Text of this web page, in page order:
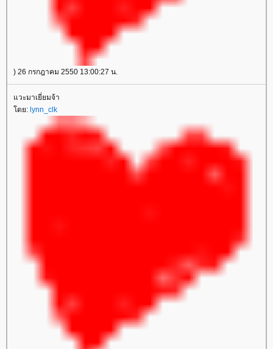
) 26 กรกฎาคม 2550 13:00:27 น.
วะมาเยี่ยมจ้า
ดย: lynn_clk